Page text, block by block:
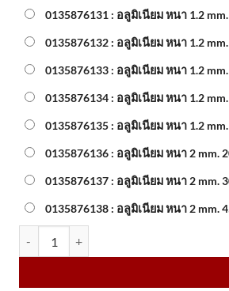
0135876131 : อลูมิเนียม หนา 1.2
0135876132 : อลูมิเนียม หนา 1.2
0135876133 : อลูมิเนียม หนา 1.2
0135876134 : อลูมิเนียม หนา 1.2
0135876135 : อลูมิเนียม หนา 1.2
0135876136 : อลูมิเนียม หนา 2 mm.
0135876137 : อลูมิเนียม หนา 2 mm.
0135876138 : อลูมิเนียม หนา 2 mm.